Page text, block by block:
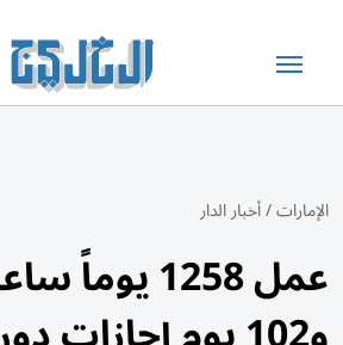
الإمارات/أخبار الدار
عمل 1258